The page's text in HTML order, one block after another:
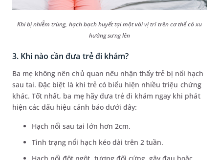
Khi bị nhiễm trùng, hạch bạch huyết tại một vài vị trí trên cơ thể có xu
hướng sưng lên
3. Khi nào cần đưa trẻ đi khám?
Ba mẹ không nên chủ quan nếu nhận thấy trẻ bị nổi hạch
sau tai. Đặc biệt là khi trẻ có biểu hiện nhiều triệu chứng
khác. Tốt nhất, ba mẹ hãy đưa trẻ đi khám ngay khi phát
hiện các dấu hiệu cảnh báo dưới đây:
Hạch nổi sau tai lớn hơn 2cm.
Tình trạng nổi hạch kéo dài trên 2 tuần.